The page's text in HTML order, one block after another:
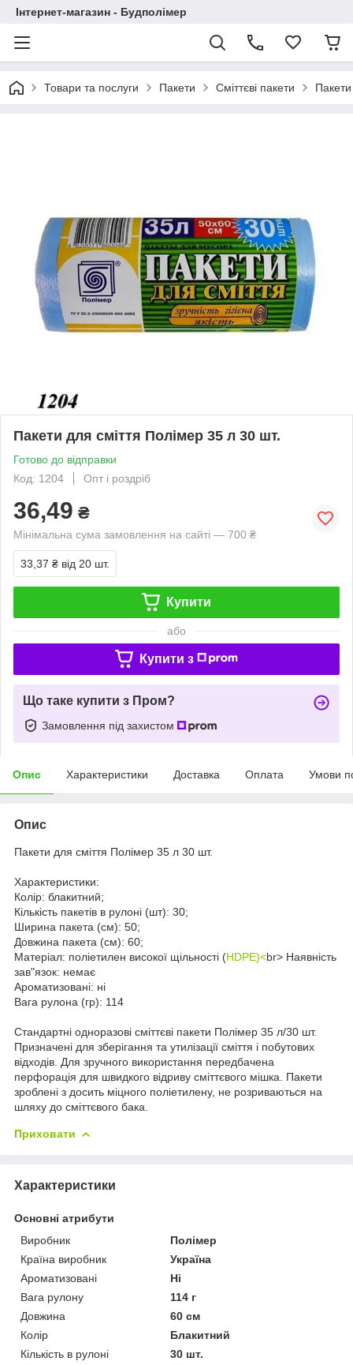
Інтернет-магазин - Будполімер
Товари та послуги Пакети Сміттєві пакети
Пакети для сміття Полімер 35 л 30 шт.
Готово до відправки
Код: 1204
Опт і роздріб
36,49 ₴
Мінімальна сума замовлення на сайті — 700 ₴
33,37 ₴ від 20 шт.
Купити
або
Купити з
Що таке купити з Пром?
Замовлення під захистом
Опис Характеристики Доставка Оплата Умови
Опис
Пакети для сміття Полімер 35 л 30 шт.
Характеристики:
Колір: блакитний;
Кількість пакетів в рулоні (шт): 30;
Ширина пакета (см): 50;
Довжина пакета (см): 60;
Матеріал: поліетилен високої щільності (HDPE)<br> Наявність
зав"язок: немає
Ароматизовані: ні
Вага рулона (гр): 114
Стандартні одноразові сміттєві пакети Полімер 35 л/30 шт.
Призначені для зберігання та утилізації сміття і побутових
відходів. Для зручного використання передбачена
перфорація для швидкого відриву сміттєвого мішка. Пакети
зроблені з досить міцного поліетилену, не розриваються на
шляху до сміттєвого бака.
Приховати
Характеристики
Основні атрибути
Виробник
Полімер
Країна виробник
Україна
Ароматизовані
Ні
Вага рулону
114 г
Довжина
60 см
Колір
Блакитний
Кількість в рулоні
30 шт.